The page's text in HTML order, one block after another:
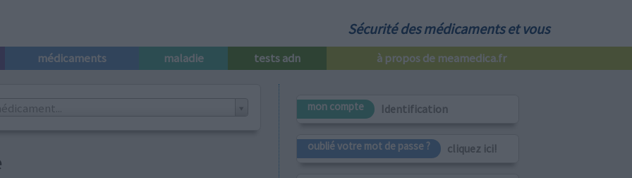
Sécurité des médicaments et vous
médicaments maladie tests adn à propos de meamedica.fr
mon compte Identification
oublié votre mot de passe ? cliquez ici!